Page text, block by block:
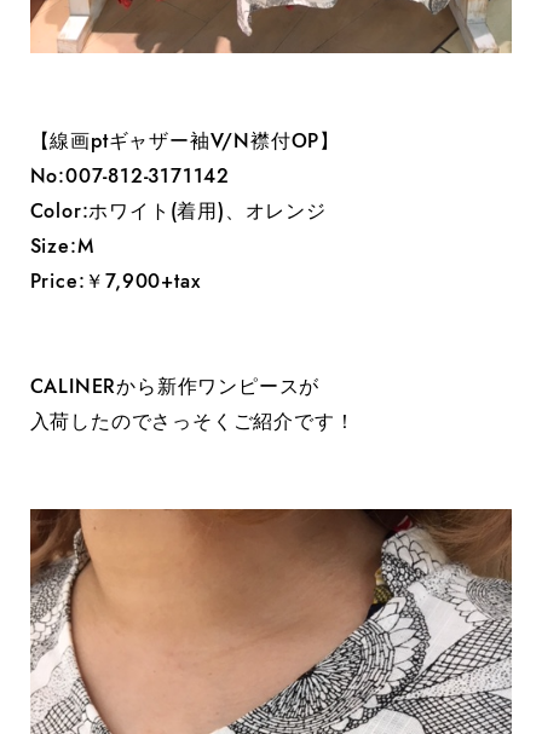
【線画ptギャザー袖V/N襟付OP】
No:007-812-3171142
Color:ホワイト(着用)、オレンジ
Size:M
Price:￥7,900+tax
CALINERから新作ワンピースが
入荷したのでさっそくご紹介です！